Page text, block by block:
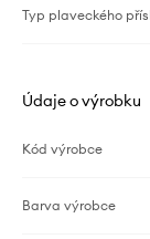
Typ plaveckého
Údaje o výrobku
Kód výrobce
Barva výrobce